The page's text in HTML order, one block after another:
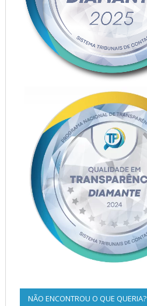
NÃO ENCONTROU O QUE QUERIA?